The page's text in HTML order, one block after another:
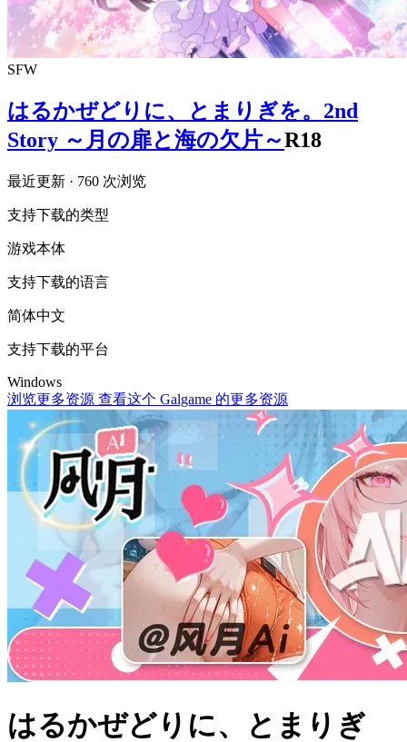
SFW
はるかぜどりに、とまりぎを。2nd
Story ～月の扉と海の欠片～R18
最近更新 · 760 次浏览
支持下载的类型
游戏本体
支持下载的语言
简体中文
支持下载的平台
Windows
浏览更多资源 查看这个 Galgame 的更多资源
はるかぜどりに、とまりぎ